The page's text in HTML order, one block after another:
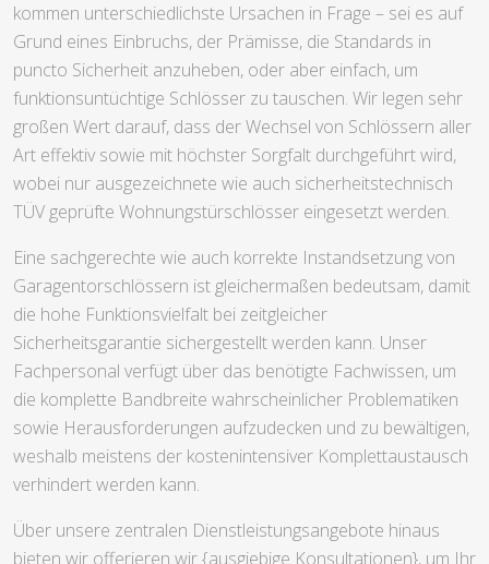
kommen unterschiedlichste Ursachen in Frage – sei es auf
Grund eines Einbruchs, der Prämisse, die Standards in
puncto Sicherheit anzuheben, oder aber einfach, um
funktionsuntüchtige Schlösser zu tauschen. Wir legen sehr
großen Wert darauf, dass der Wechsel von Schlössern aller
Art effektiv sowie mit höchster Sorgfalt durchgeführt wird,
wobei nur ausgezeichnete wie auch sicherheitstechnisch
TÜV geprüfte Wohnungstürschlösser eingesetzt werden.
Eine sachgerechte wie auch korrekte Instandsetzung von
Garagentorschlössern ist gleichermaßen bedeutsam, damit
die hohe Funktionsvielfalt bei zeitgleicher
Sicherheitsgarantie sichergestellt werden kann. Unser
Fachpersonal verfügt über das benötigte Fachwissen, um
die komplette Bandbreite wahrscheinlicher Problematiken
sowie Herausforderungen aufzudecken und zu bewältigen,
weshalb meistens der kostenintensiver Komplettaustausch
verhindert werden kann.
Über unsere zentralen Dienstleistungsangebote hinaus
bieten wir offerieren wir {ausgiebige Konsultationen}, um Ihr